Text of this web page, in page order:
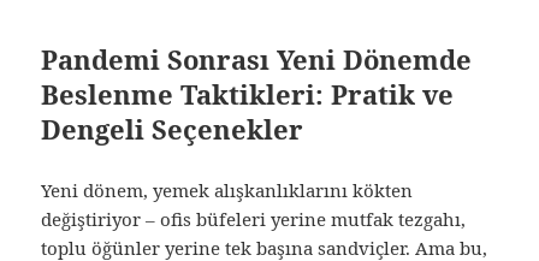
Pandemi Sonrası Yeni Dönemde
Beslenme Taktikleri: Pratik ve
Dengeli Seçenekler
Yeni dönem, yemek alışkanlıklarını kökten
değiştiriyor – ofis büfeleri yerine mutfak tezgahı,
toplu öğünler yerine tek başına sandviçler. Ama bu,